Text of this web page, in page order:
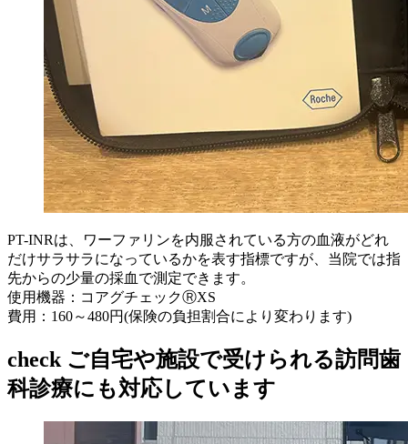
PT-INRは、ワーファリンを内服されている方の血液がどれ
だけサラサラになっているかを表す指標ですが、当院では指
先からの少量の採血で測定できます。
使用機器：コアグチェックⓇXS
費用：160～480円(保険の負担割合により変わります)
checkご自宅や施設で受けられる訪問歯
科診療にも対応しています